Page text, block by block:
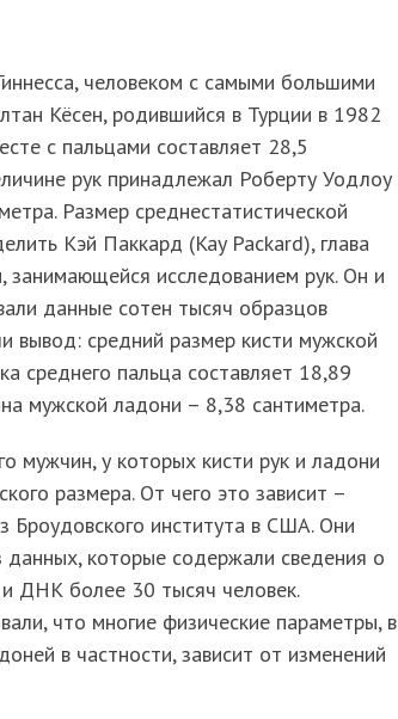
человеком с самыми большими
Кёсен, родившийся в Турции в 1982
с пальцами составляет 28,5
рук принадлежал Роберту Уодлоу
Размер среднестатистической
Кэй Паккард (Kay Packard), глава
занимающейся исследованием рук. Он и
данные сотен тысяч образцов
вывод: средний размер кисти мужской
среднего пальца составляет 18,89
мужской ладони – 8,38 сантиметра.
мужчин, у которых кисти рук и ладони
размера. От чего это зависит –
Броудовского института в США. Они
данных, которые содержали сведения о
ДНК более 30 тысяч человек.
что многие физические параметры, в
в частности, зависит от изменений